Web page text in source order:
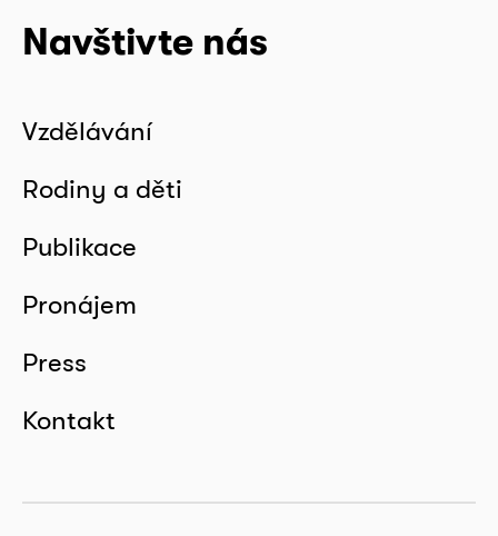
Navštivte nás
Vzdělávání
Rodiny a děti
Publikace
Pronájem
Press
Kontakt